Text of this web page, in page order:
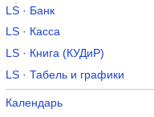
LS · Банк
LS · Касса
LS · Книга (КУДиР)
LS · Табель и графики
Календарь